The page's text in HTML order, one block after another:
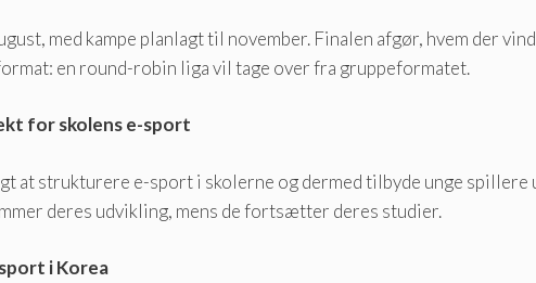
med kampe planlagt til november. Finalen afgør, hvem der
en round-robin liga vil tage over fra gruppeformatet.
for skolens e-sport
at strukturere e-sport i skolerne og dermed tilbyde unge
deres udvikling, mens de fortsætter deres studier.
i Korea